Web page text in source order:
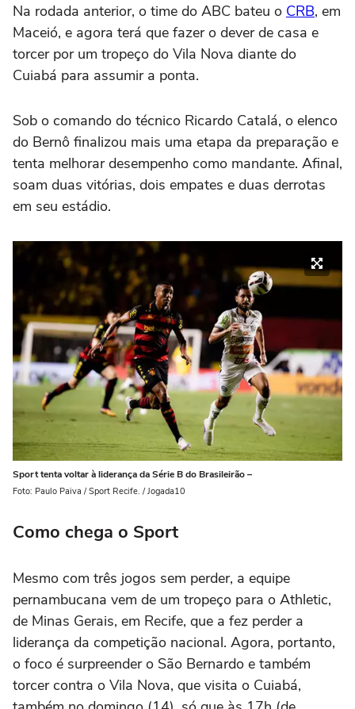
Na rodada anterior, o time do ABC bateu o CRB, em
Maceió, e agora terá que fazer o dever de casa e
torcer por um tropeço do Vila Nova diante do
Cuiabá para assumir a ponta.
Sob o comando do técnico Ricardo Catalá, o elenco
do Bernô finalizou mais uma etapa da preparação e
tenta melhorar desempenho como mandante. Afinal,
soam duas vitórias, dois empates e duas derrotas
em seu estádio.
Sport tenta voltar à liderança da Série B do Brasileirão –
Foto: Paulo Paiva / Sport Recife. / Jogada10
Como chega o Sport
Mesmo com três jogos sem perder, a equipe
pernambucana vem de um tropeço para o Athletic,
de Minas Gerais, em Recife, que a fez perder a
liderança da competição nacional. Agora, portanto,
o foco é surpreender o São Bernardo e também
torcer contra o Vila Nova, que visita o Cuiabá,